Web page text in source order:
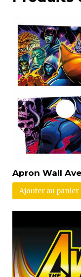
Apron Wall
Ajouter au panier